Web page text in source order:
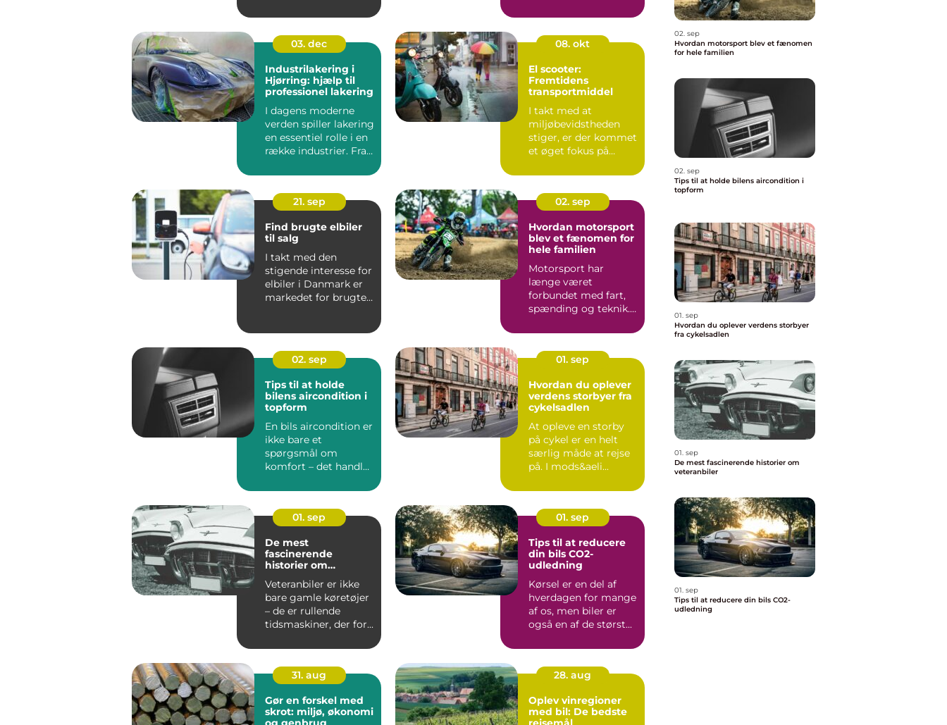
03. dec
Industrilakering i
Hjørring: hjælp til
professionel lakering
I dagens moderne
verden spiller lakering
en essentiel rolle i en
række industrier. Fra
08. okt
El scooter:
Fremtidens
transportmiddel
I takt med at
miljøbevidstheden
stiger, er der kommet
et øget fokus på
21. sep
Find brugte elbiler
til salg
I takt med den
stigende interesse for
elbiler i Danmark er
markedet for brugte
02. sep
Hvordan motorsport
blev et fænomen for
hele familien
Motorsport har
længe været
forbundet med fart,
spænding og teknik.
02. sep
Tips til at holde
bilens aircondition i
topform
En bils aircondition er
ikke bare et
spørgsmål om
komfort – det handler
01. sep
Hvordan du oplever
verdens storbyer fra
cykelsadlen
At opleve en storby
på cykel er en helt
særlig måde at rejse
på. I mods&aeli...
01. sep
De mest
fascinerende
historier om
Veteranbiler er ikke
bare gamle køretøjer
– de er rullende
tidsmaskiner, der for...
01. sep
Tips til at reducere
din bils CO2-
udledning
Kørsel er en del af
hverdagen for mange
af os, men biler er
også en af de størst...
31. aug
Gør en forskel med
skrot: miljø, økonomi
28. aug
Oplev vinregioner
med bil: De bedste
02. sep
Hvordan motorsport blev et fænomen
for hele familien
02. sep
Tips til at holde bilens aircondition i
topform
01. sep
Hvordan du oplever verdens storbyer
fra cykelsadlen
01. sep
De mest fascinerende historier om
veteranbiler
01. sep
Tips til at reducere din bils CO2-
udledning